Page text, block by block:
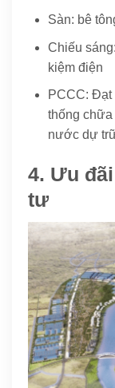
Sàn: bê
Chiếu
kiệm điện
PCCC: Đạt
thống chữa
nước dự
4. Ưu
tư